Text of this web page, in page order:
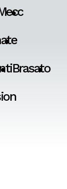
Brasato